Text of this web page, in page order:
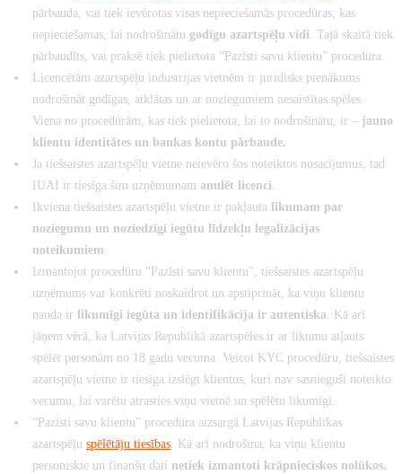
pārbauda, vai tiek ievērotas visas nepieciešamās procedūras, kas
nepieciešamas, lai nodrošinātu godīgu azartspēļu vidi. Tajā skaitā tiek
pārbaudīts, vai praksē tiek pielietota “Pazīsti savu klientu” procedūra.
Licencētām azartspēļu industrijas vietnēm ir juridisks pienākums
nodrošināt godīgas, atklātas un ar noziegumiem nesaistītas spēles.
Viena no procedūrām, kas tiek pielietota, lai to nodrošinātu, ir – jauno
klientu identitātes un bankas kontu pārbaude.
Ja tiešsaistes azartspēļu vietne neievēro šos noteiktos nosacījumus, tad
IUAI ir tiesīga šim uzņēmumam anulēt licenci.
Ikviena tiešsaistes azartspēļu vietne ir pakļauta likumam par
noziegumu un noziedzīgi iegūtu līdzekļu legalizācijas
noteikumiem.
Izmantojot procedūru “Pazīsti savu klientu”, tiešsaistes azartspēļu
uzņēmums var konkrēti noskaidrot un apstiprināt, ka viņu klientu
nauda ir likumīgi iegūta un identifikācija ir autentiska. Kā arī
jāņem vērā, ka Latvijas Republikā azartspēles ir ar likumu atļauts
spēlēt personām no 18 gadu vecuma. Veicot KYC procedūru, tiešsaistes
azartspēļu vietne ir tiesīga izslēgt klientus, kuri nav sasnieguši noteikto
vecumu, lai varētu atrasties viņu vietnē un spēlētu likumīgi.
“Pazīsti savu klientu” procedūra aizsargā Latvijas Republikas
azartspēļu spēlētāju tiesības. Kā arī nodrošina, ka viņu klientu
personiskie un finanšu dati netiek izmantoti krāpnieciskos nolūkos.